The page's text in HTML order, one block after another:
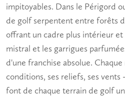
impitoyables. Dans le Périgord
de golf serpentent entre forêts
offrant un cadre plus intérieur
mistral et les garrigues
d'une franchise absolue.
conditions, ses reliefs, ses
font de chaque terrain de golf